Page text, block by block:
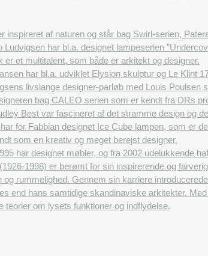
inspireret af naturen og står bag Swirl-serien,
Ludvigsen har bl.a. designet lampeserien
er et multitalent, som både er arkitekt og designer.
har bl.a. udviklet Elysion skulptur og Le Klint
livslange designer-parløb med Louis Poulsen
bag CALEO serien som er kendt fra DRs
Best var fascineret af det stramme design og
for Fabbian designet Ice Cube lampen, som er
som en kreativ og meget berejst designer.
har designet møbler, og fra 2002 udelukkende
1998) er berømt for sin inspirerende og
rummelighed. Gennem sin karriere
end hans samtidige skandinaviske arkitekter.
teorier om lysets funktioner og indflydelse.